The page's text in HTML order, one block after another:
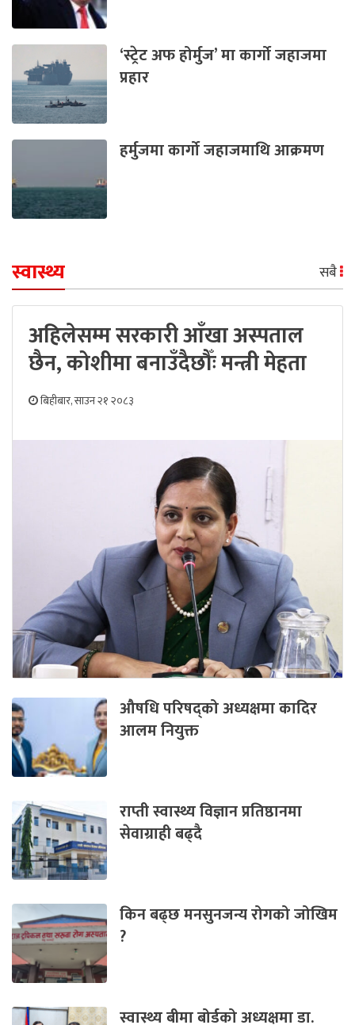
‘स्ट्रेट अफ होर्मुज’ मा कार्गो जहाजमा
प्रहार
हर्मुजमा कार्गो जहाजमाथि आक्रमण
स्वास्थ्य सबै
अहिलेसम्म सरकारी आँखा अस्पताल
छैन, कोशीमा बनाउँदैछौँः मन्त्री मेहता
बिहीबार, साउन २१ २०८३
औषधि परिषद्को अध्यक्षमा कादिर
आलम नियुक्त
राप्ती स्वास्थ्य विज्ञान प्रतिष्ठानमा
सेवाग्राही बढ्दै
किन बढ्छ मनसुनजन्य रोगको जोखिम
?
स्वास्थ्य बीमा बोर्डको अध्यक्षमा डा.